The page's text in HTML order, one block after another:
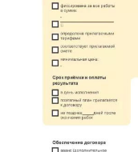
метро Площадь
метро Проспект
метро Планерная
метро Новые